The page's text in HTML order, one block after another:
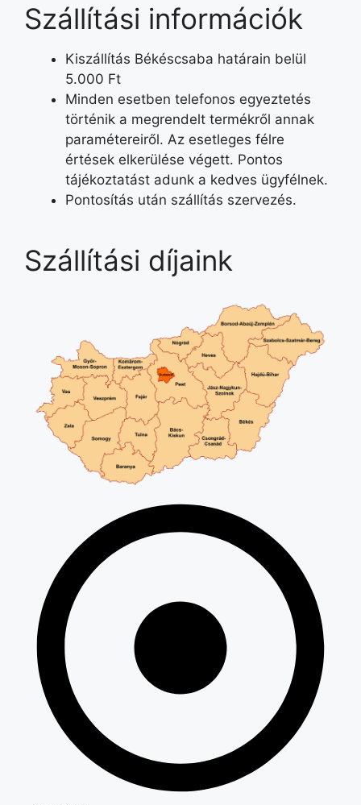
Szállítási információk
Kiszállítás Békéscsaba határain belül
5.000 Ft
Minden esetben telefonos egyeztetés
történik a megrendelt termékről annak
paramétereiről. Az esetleges félre
értések elkerülése végett. Pontos
tájékoztatást adunk a kedves ügyfélnek.
Pontosítás után szállítás szervezés.
Szállítási díjaink